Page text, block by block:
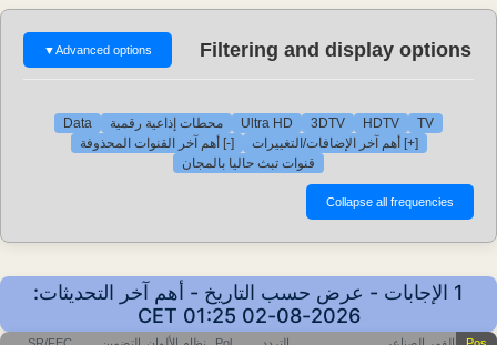
Filtering and display options
Advanced options
▼
TV
HDTV
3DTV
Ultra HD محطات إذاعية رقمية
Data
[+] أهم آخر الإضافات/التغييرات
[-] أهم آخر القنوات المحذوفة
قنوات تبث حاليا بالمجان
1 الإجابات - عرض حسب التاريخ - أهم آخر التحديثات:
2026-08-02 01:25 CET